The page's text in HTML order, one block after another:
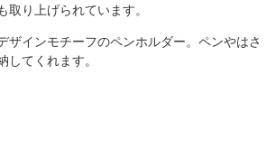
り上げられています。
ザインモチーフのペンホルダー。ペンやはさ
てくれます。